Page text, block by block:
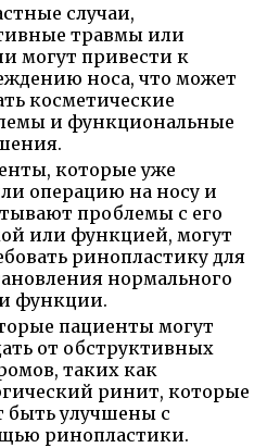
случаи,
травмы или
могут привести к
носа, что может
косметические
и функциональные
которые уже
операцию на носу и
проблемы с его
или функцией, могут
ринопластику для
нормального
функции.
пациенты могут
от обструктивных
таких как
ринит, которые
быть улучшены с
ринопластики.